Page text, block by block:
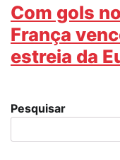
Com gols
França
estreia da
Pesquisar